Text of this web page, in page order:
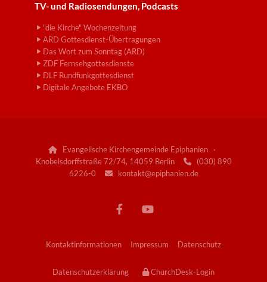
TV- und Radiosendungen, Podcasts
"die Kirche" Wochenzeitung
ARD Gottesdienst-Übertragungen
Das Wort zum Sonntag (ARD)
ZDF Fernsehgottesdienste
DLF Rundfunkgottesdienst
Digitale Angebote EKBO
Evangelische Kirchengemeinde Epiphanien ·
Knobelsdorffstraße 72/74, 14059 Berlin
(030) 890
6226-0
kontakt@epiphanien.de
Kontaktinformationen Impressum Datenschutz
Datenschutzerklärung ChurchDesk-Login